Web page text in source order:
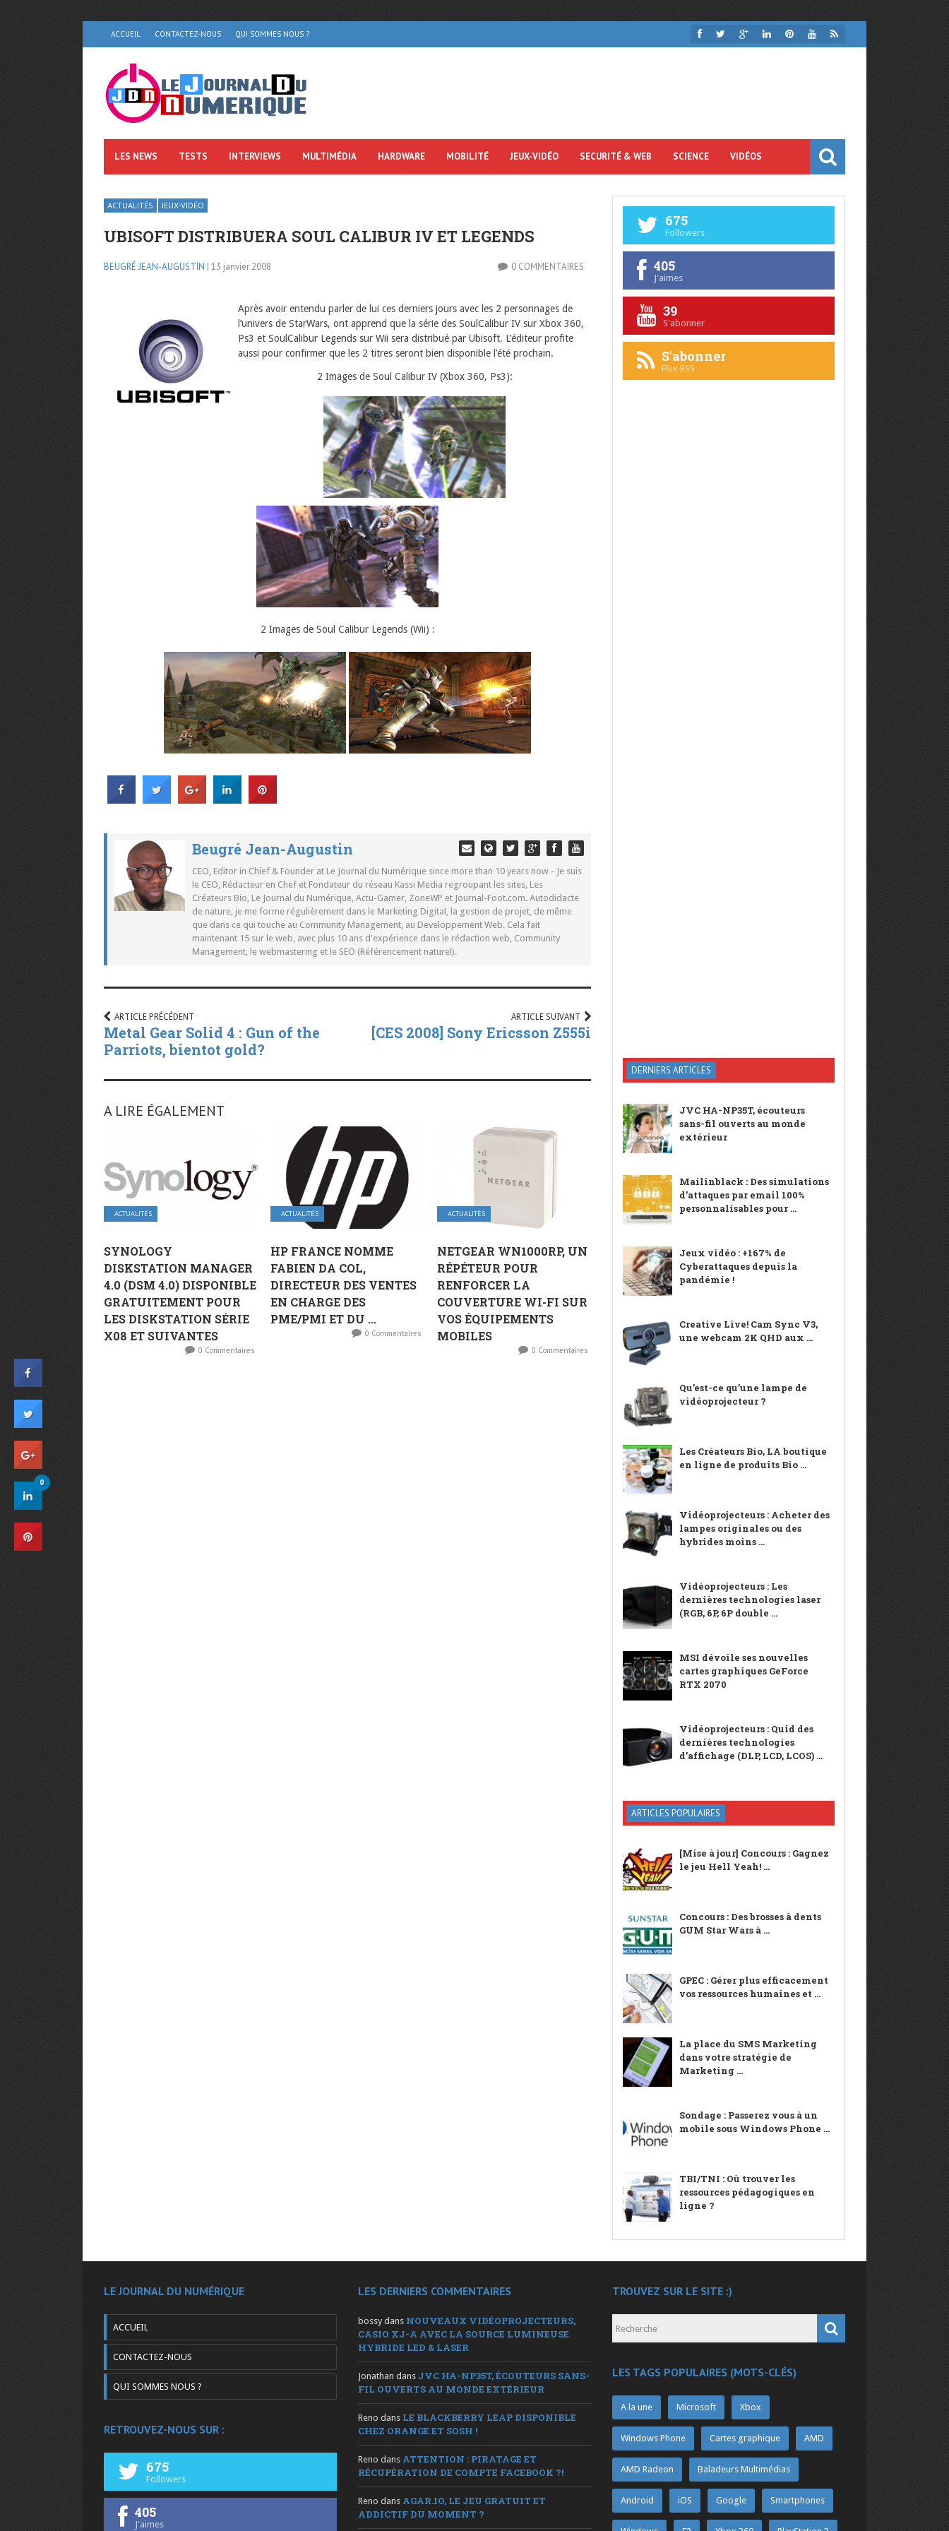
ACCUEIL CONTACTEZ-NOUS QUI SOMMES NOUS ?
LES NEWS TESTS INTERVIEWS MULTIMÉDIA HARDWARE MOBILITÉ JEUX-VIDÉO SECURITÉ & WEB SCIENCE VIDÉOS
ACTUALITÉS JEUX-VIDÉO
UBISOFT DISTRIBUERA SOUL CALIBUR IV ET LEGENDS
BEUGRÉ JEAN-AUGUSTIN | 13 janvier 2008 0 COMMENTAIRES
Après avoir entendu parler de lui ces derniers jours avec les 2 personnages de
l’univers de StarWars, ont apprend que la série des SoulCalibur IV sur Xbox 360,
Ps3 et SoulCalibur Legends sur Wii sera distribué par Ubisoft. L’éditeur profite
aussi pour confirmer que les 2 titres seront bien disponible l’été prochain.
2 Images de Soul Calibur IV (Xbox 360, Ps3):
2 Images de Soul Calibur Legends (Wii) :
Beugré Jean-Augustin
CEO, Editor in Chief & Founder at Le Journal du Numérique since more than 10 years now - Je suis
le CEO, Rédacteur en Chef et Fondateur du réseau Kassi Media regroupant les sites, Les
Créateurs Bio, Le Journal du Numérique, Actu-Gamer, ZoneWP et Journal-Foot.com. Autodidacte
de nature, je me forme régulièrement dans le Marketing Digital, la gestion de projet, de même
que dans ce qui touche au Community Management, au Developpement Web. Cela fait
maintenant 15 sur le web, avec plus 10 ans d'expérience dans le rédaction web, Community
Management, le webmastering et le SEO (Référencement naturel).
ARTICLE PRÉCÉDENT
Metal Gear Solid 4 : Gun of the
Parriots, bientot gold?
ARTICLE SUIVANT
[CES 2008] Sony Ericsson Z555i
A LIRE ÉGALEMENT
ACTUALITÉS
SYNOLOGY
DISKSTATION MANAGER
4.0 (DSM 4.0) DISPONIBLE
GRATUITEMENT POUR
LES DISKSTATION SÉRIE
X08 ET SUIVANTES
0 Commentaires
ACTUALITÉS
HP FRANCE NOMME
FABIEN DA COL,
DIRECTEUR DES VENTES
EN CHARGE DES
PME/PMI ET DU ...
0 Commentaires
ACTUALITÉS
NETGEAR WN1000RP, UN
RÉPÉTEUR POUR
RENFORCER LA
COUVERTURE WI-FI SUR
VOS ÉQUIPEMENTS
MOBILES
0 Commentaires
675
Followers
405
J'aimes
39
S'abonner
S'abonner
Flux RSS
DERNIERS ARTICLES
JVC HA-NP35T, écouteurs
sans-fil ouverts au monde
extérieur
Mailinblack : Des simulations
d’attaques par email 100%
personnalisables pour ...
Jeux vidéo : +167% de
Cyberattaques depuis la
pandémie !
Creative Live! Cam Sync V3,
une webcam 2K QHD aux ...
Qu’est-ce qu’une lampe de
vidéoprojecteur ?
Les Créateurs Bio, LA boutique
en ligne de produits Bio ...
Vidéoprojecteurs : Acheter des
lampes originales ou des
hybrides moins ...
Vidéoprojecteurs : Les
dernières technologies laser
(RGB, 6P, 6P double ...
MSI dévoile ses nouvelles
cartes graphiques GeForce
RTX 2070
Vidéoprojecteurs : Quid des
dernières technologies
d’affichage (DLP, LCD, LCOS) ...
ARTICLES POPULAIRES
[Mise à jour] Concours : Gagnez
le jeu Hell Yeah! ...
Concours : Des brosses à dents
GUM Star Wars à ...
GPEC : Gérer plus efficacement
vos ressources humaines et ...
La place du SMS Marketing
dans votre stratégie de
Marketing ...
Sondage : Passerez vous à un
mobile sous Windows Phone ...
TBI/TNI : Où trouver les
ressources pédagogiques en
ligne ?
LE JOURNAL DU NUMÉRIQUE
ACCUEIL
CONTACTEZ-NOUS
QUI SOMMES NOUS ?
RETROUVEZ-NOUS SUR :
675
Followers
405
J'aimes
LES DERNIERS COMMENTAIRES
bossy dans NOUVEAUX VIDÉOPROJECTEURS,
CASIO XJ-A AVEC LA SOURCE LUMINEUSE
HYBRIDE LED & LASER
Jonathan dans JVC HA-NP35T, ÉCOUTEURS SANS-
FIL OUVERTS AU MONDE EXTÉRIEUR
Reno dans LE BLACKBERRY LEAP DISPONIBLE
CHEZ ORANGE ET SOSH !
Reno dans ATTENTION : PIRATAGE ET
RÉCUPÉRATION DE COMPTE FACEBOOK ?!
Reno dans AGAR.IO, LE JEU GRATUIT ET
ADDICTIF DU MOMENT ?
TROUVEZ SUR LE SITE :)
LES TAGS POPULAIRES (MOTS-CLÉS)
A la une Microsoft Xbox
Windows Phone Cartes graphique AMD
AMD Radeon Baladeurs Multimédias
Android iOS Google Smartphones
0